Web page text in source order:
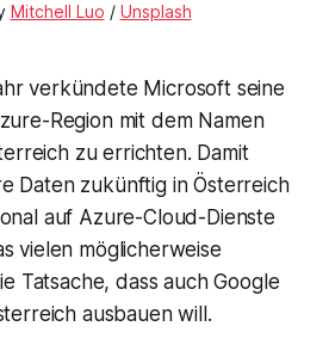
Mitchell Luo / Unsplash
verkündete Microsoft seine
Region mit dem Namen
zu errichten. Damit
Daten zukünftig in Österreich
auf Azure-Cloud-Dienste
vielen möglicherweise
Tatsache, dass auch Google
ausbauen will.